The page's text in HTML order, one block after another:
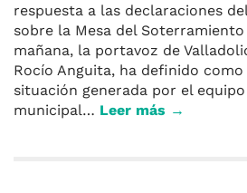
respuesta a las declaraciones
sobre la Mesa del
mañana, la portavoz de
Rocío Anguita, ha definido como
situación generada por el
municipal… Leer más →